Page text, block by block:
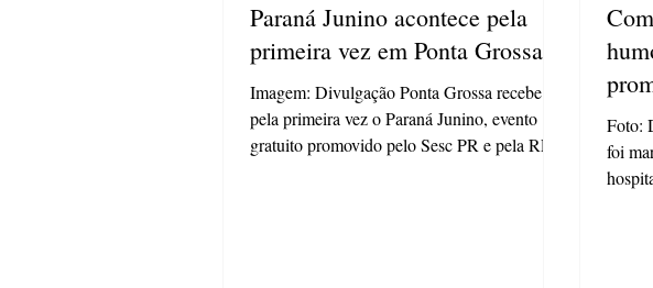
Paraná Junino acontece pela
primeira vez em Ponta Grossa
Imagem: Divulgação Ponta Grossa recebe
pela primeira vez o Paraná Junino, evento
gratuito promovido pelo Sesc PR e pela RPC,
Foto:
foi